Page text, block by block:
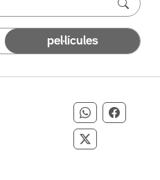
pel·lícules
Compartir
Compartir